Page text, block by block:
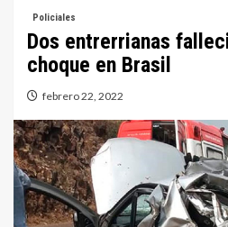
Policiales
Dos entrerrianas
choque en Brasil
febrero 22, 2022